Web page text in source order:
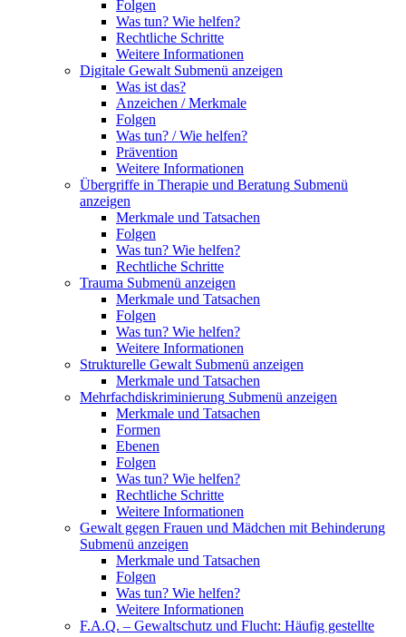
Folgen
Was tun? Wie helfen?
Rechtliche Schritte
Weitere Informationen
Digitale Gewalt Submenü anzeigen
Was ist das?
Anzeichen / Merkmale
Folgen
Was tun? / Wie helfen?
Prävention
Weitere Informationen
Übergriffe in Therapie und Beratung Submenü
anzeigen
Merkmale und Tatsachen
Folgen
Was tun? Wie helfen?
Rechtliche Schritte
Trauma Submenü anzeigen
Merkmale und Tatsachen
Folgen
Was tun? Wie helfen?
Weitere Informationen
Strukturelle Gewalt Submenü anzeigen
Merkmale und Tatsachen
Mehrfachdiskriminierung Submenü anzeigen
Merkmale und Tatsachen
Formen
Ebenen
Folgen
Was tun? Wie helfen?
Rechtliche Schritte
Weitere Informationen
Gewalt gegen Frauen und Mädchen mit Behinderung
Submenü anzeigen
Merkmale und Tatsachen
Folgen
Was tun? Wie helfen?
Weitere Informationen
F.A.Q. – Gewaltschutz und Flucht: Häufig gestellte